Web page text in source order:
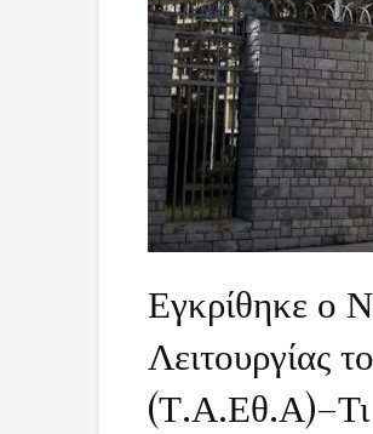
Εγκρίθηκε ο
Λειτουργίας
(Τ.Α.Εθ.Α)–Τι